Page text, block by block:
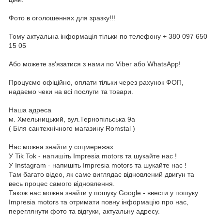
Фото в оголошеннях для зразку!!!
Тому актуальна інформація тільки по телефону + 380 097 650
15 05
Або можете зв'язатися з нами по Viber або WhatsApp!
Процуємо офіційно, оплати тільки через рахунок ФОП,
надаємо чеки на всі послуги та товари.
Наша адреса
м. Хмельницький, вул.Тернопільська 9а
( Біля сантехнічного магазину Romstal )
Нас можна знайти у соцмережах
У Tik Tok - напишіть Impresia motors та шукайте нас !
У Instagram - напишіть Impresia motors та шукайте нас !
Там багато відео, як саме виглядає відновлений двигун та
весь процес самого відновлення.
Також нас можна знайти у пошуку Google - ввести у пошуку
Impresia motors та отримати повну інформацію про нас,
переглянути фото та відгуки, актуальну адресу.